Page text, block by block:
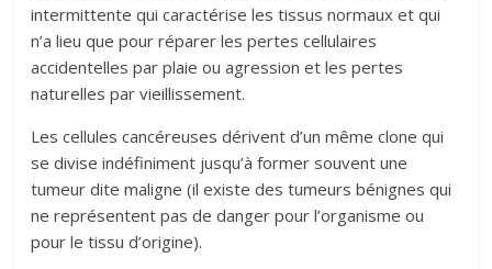
intermittente qui caractérise les tissus normaux et qui
n’a lieu que pour réparer les pertes cellulaires
accidentelles par plaie ou agression et les pertes
naturelles par vieillissement.
Les cellules cancéreuses dérivent d’un même clone qui
se divise indéfiniment jusqu’à former souvent une
tumeur dite maligne (il existe des tumeurs bénignes qui
ne représentent pas de danger pour l’organisme ou
pour le tissu d’origine).